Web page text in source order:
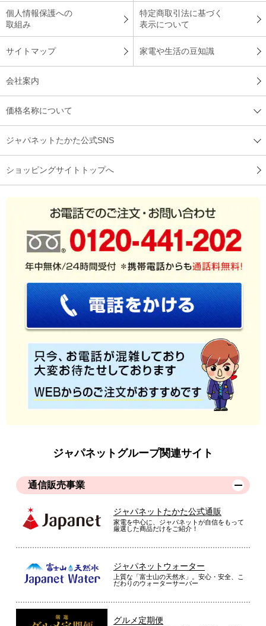
個人情報保護への
取組み
特定商取引法に基づく
表示について
サイトマップ 家電や生活の豆知識
会社案内
価格名称について
ジャパネットたかた公式SNS
ショッピングサイトトップへ
ジャパネットグループ関連サイト
通信販売事業
ジャパネットたかた公式通販
家電を中心に、ジャパネットが自信をもって
厳選した商品だけをご紹介！
ジャパネットウォーター
上質な「富士山の天然水」。安心・安全、こ
だわりのウォーターサーバー
グルメ定期便